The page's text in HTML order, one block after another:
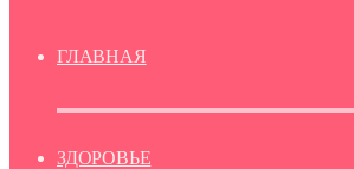
ГЛАВНАЯ
ЗДОРОВЬЕ